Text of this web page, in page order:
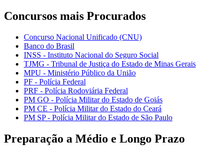
Concursos mais Procurados
Concurso Nacional Unificado (CNU)
Banco do Brasil
INSS - Instituto Nacional do Seguro Social
TJMG - Tribunal de Justiça do Estado de Minas Gerais
MPU - Ministério Público da União
PF - Polícia Federal
PRF - Polícia Rodoviária Federal
PM GO - Polícia Militar do Estado de Goiás
PM CE - Polícia Militar do Estado do Ceará
PM SP - Polícia Militar do Estado de São Paulo
Preparação a Médio e Longo Prazo